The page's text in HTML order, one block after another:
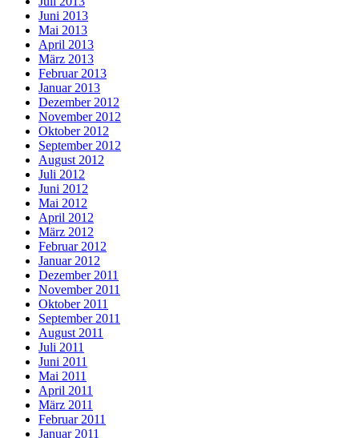
Juni 2013
Mai 2013
April 2013
März 2013
Februar 2013
Januar 2013
Dezember 2012
November 2012
Oktober 2012
September 2012
August 2012
Juli 2012
Juni 2012
Mai 2012
April 2012
März 2012
Februar 2012
Januar 2012
Dezember 2011
November 2011
Oktober 2011
September 2011
August 2011
Juli 2011
Juni 2011
Mai 2011
April 2011
März 2011
Februar 2011
Januar 2011